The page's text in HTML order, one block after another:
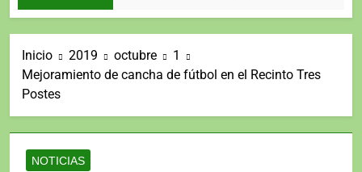
Inicio 2019 octubre
1
Mejoramiento de cancha de fútbol en el Recinto Tres
Postes
NOTICIAS